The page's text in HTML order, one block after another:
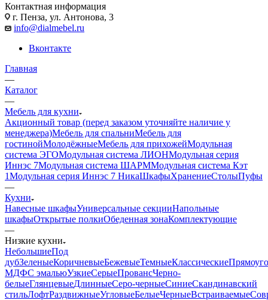
Контактная информация
г. Пенза, ул. Антонова, 3
info@dialmebel.ru
Вконтакте
Главная
—
Каталог
—
Мебель для кухни
Акционный товар (перед заказом уточняйте наличие у
менеджера)Мебель для спальниМебель для
гостинойМолодёжныеМебель для прихожейМодульная
система ЭГОМодульная система ЛИОНМодульная серия
Иннэс 7Модульная система ШАРММодульная система Кэт
1Модульная серия Иннэс 7 НикаШкафыХранениеСтолыПуфы
—
Кухни
Навесные шкафыУниверсальные секцииНапольные
шкафыОткрытые полкиОбеденная зонаКомплектующие
—
Низкие кухни
НебольшиеПод
дубЗеленыеКоричневыеБежевыеТемныеКлассические
МДФС эмальюУзкиеСерыеПровансЧерно-
белыеГлянцевыеДлинныеСеро-черныеСиниеСкандинавский
стильЛофтРаздвижныеУгловыеБелыеЧерныеВстраиваемые